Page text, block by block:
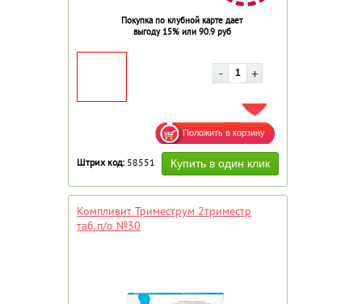
Покупка по клубной карте дает
выгоду 15% или 90.9 руб
ДОБАВИТЬ В ИЗБРАННОЕ
Штрих код: 58551
Компливит Триместрум 2триместр
таб.п/о №30